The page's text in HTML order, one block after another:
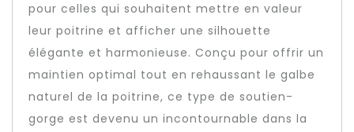
pour celles qui souhaitent mettre en valeur
leur poitrine et afficher une silhouette
élégante et harmonieuse. Conçu pour offrir un
maintien optimal tout en rehaussant le galbe
naturel de la poitrine, ce type de soutien-
gorge est devenu un incontournable dans la